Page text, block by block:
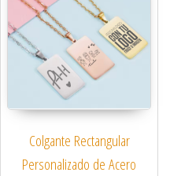
Colgante Rectangular
Personalizado de Acero